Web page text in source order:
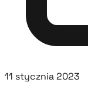
11 stycznia 2023